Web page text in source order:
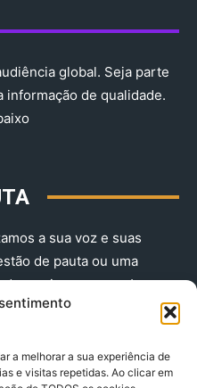
a melhorar a sua experiência de
e visitas repetidas. Ao clicar em
global. Seja parte
informação de qualidade.
a sua voz e suas
de pauta ou uma
envie-nos agora!